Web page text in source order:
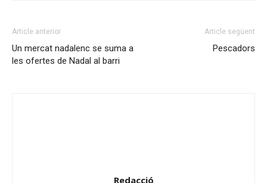
Article anterior
Un mercat nadalenc se suma a
les ofertes de Nadal al barri
Article següent
Pescadors
Redacció